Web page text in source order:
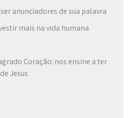
anunciadores de sua palavra
mais na vida humana
Coração: nos ensine a ter
Jesus